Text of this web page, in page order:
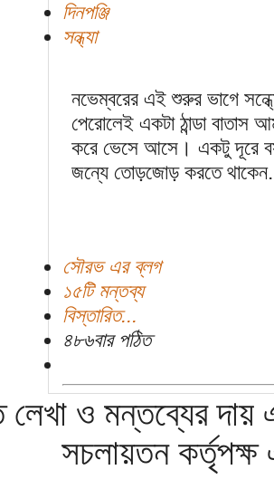
দিনপঞ্জি
সন্ধ্যা
নভেম্বরের এই শুরুর ভাগে
পেরোলেই একটা ঠান্ডা বাতাস
করে ভেসে আসে। একটু দূরে বসা
জন্যে তোড়জোড় করতে
সৌরভ এর ব্লগ
১৫টি মন্তব্য
বিস্তারিত...
৪৮৬বার পঠিত
লেখা ও মন্তব্যের দায়
সচলায়তন